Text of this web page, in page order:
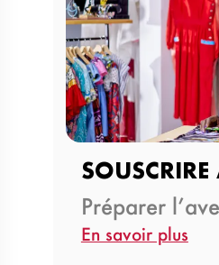
Préparer
En savoir plus